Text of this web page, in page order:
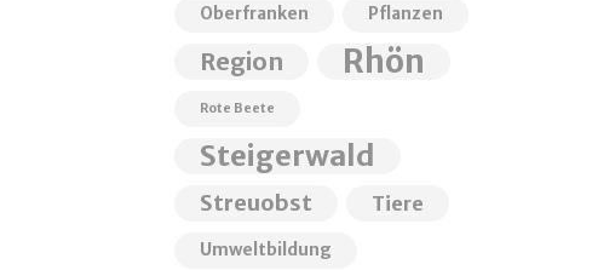
Oberfranken Pflanzen
Region Rhön
Rote Beete
Steigerwald
Streuobst Tiere
Umweltbildung